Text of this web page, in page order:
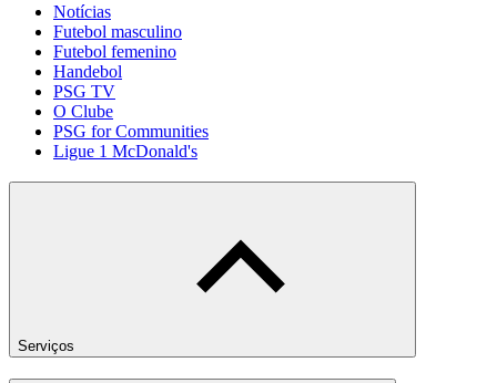
Notícias
Futebol masculino
Futebol femenino
Handebol
PSG TV
O Clube
PSG for Communities
Ligue 1 McDonald's
Serviços